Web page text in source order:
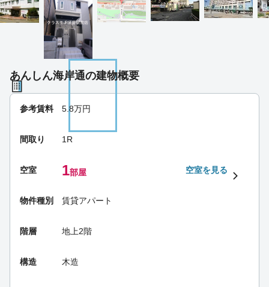
あんしん海岸通の建物概要
参考賃料 5.8万円
間取り 1R
空室 1部屋 空室を見る
物件種別 賃貸アパート
階層 地上2階
構造 木造